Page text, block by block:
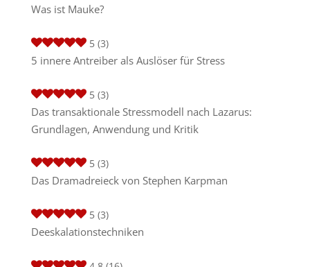
Was ist Mauke?
5 (3)
5 innere Antreiber als Auslöser für Stress
5 (3)
Das transaktionale Stressmodell nach Lazarus:
Grundlagen, Anwendung und Kritik
5 (3)
Das Dramadreieck von Stephen Karpman
5 (3)
Deeskalationstechniken